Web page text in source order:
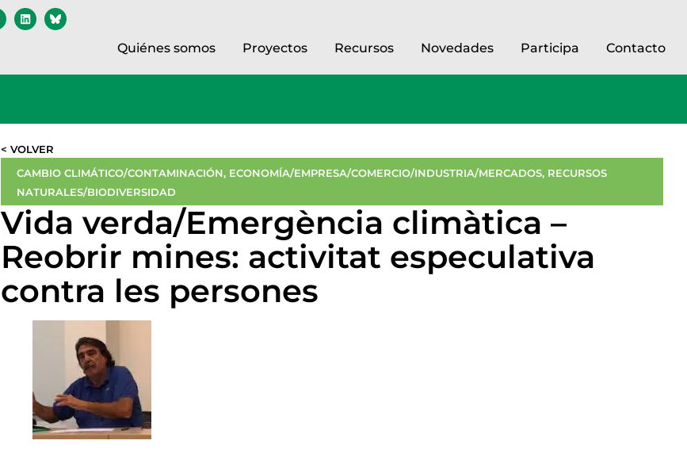
Quiénes somos Proyectos Recursos Novedades Participa Contacto
< VOLVER
CAMBIO CLIMÁTICO/CONTAMINACIÓN, ECONOMÍA/EMPRESA/COMERCIO/INDUSTRIA/MERCADOS, RECURSOS
NATURALES/BIODIVERSIDAD
Vida verda/Emergència climàtica –
Reobrir mines: activitat especulativa
contra les persones